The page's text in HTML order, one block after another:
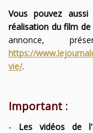
Vous pouvez
réalisation du film
annonce,
https://
vie/.
Important :
- Les vidéos de